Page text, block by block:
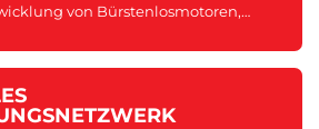
von Bürstenlosmotoren,
Strukturen sorgt dafür, dass wir den
und den Bedürfnissen der Nutzer